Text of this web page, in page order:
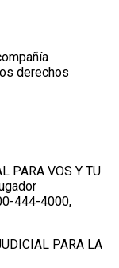
derechos
PARA VOS Y TU
444-4000,
PARA LA